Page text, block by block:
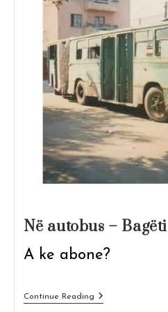
Në autobus – Bagëti
A ke abone?
Continue ReadingNë